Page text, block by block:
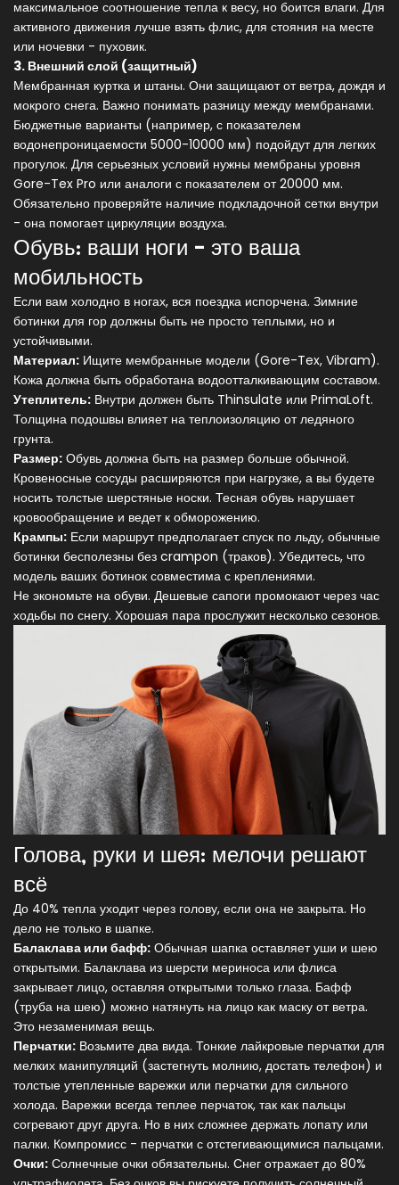
максимальное соотношение тепла к весу, но боится влаги. Для
активного движения лучше взять флис, для стояния на месте
или ночевки - пуховик.
3. Внешний слой (защитный)
Мембранная куртка и штаны. Они защищают от ветра, дождя и
мокрого снега. Важно понимать разницу между мембранами.
Бюджетные варианты (например, с показателем
водонепроницаемости 5000-10000 мм) подойдут для легких
прогулок. Для серьезных условий нужны мембраны уровня
Gore-Tex Pro или аналоги с показателем от 20000 мм.
Обязательно проверяйте наличие подкладочной сетки внутри
- она помогает циркуляции воздуха.
Обувь: ваши ноги - это ваша
мобильность
Если вам холодно в ногах, вся поездка испорчена. Зимние
ботинки для гор должны быть не просто теплыми, но и
устойчивыми.
Материал: Ищите мембранные модели (Gore-Tex, Vibram).
Кожа должна быть обработана водоотталкивающим составом.
Утеплитель: Внутри должен быть Thinsulate или PrimaLoft.
Толщина подошвы влияет на теплоизоляцию от ледяного
грунта.
Размер: Обувь должна быть на размер больше обычной.
Кровеносные сосуды расширяются при нагрузке, а вы будете
носить толстые шерстяные носки. Тесная обувь нарушает
кровообращение и ведет к обморожению.
Крампы: Если маршрут предполагает спуск по льду, обычные
ботинки бесполезны без crampon (траков). Убедитесь, что
модель ваших ботинок совместима с креплениями.
Не экономьте на обуви. Дешевые сапоги промокают через час
ходьбы по снегу. Хорошая пара прослужит несколько сезонов.
Голова, руки и шея: мелочи решают
всё
До 40% тепла уходит через голову, если она не закрыта. Но
дело не только в шапке.
Балаклава или бафф: Обычная шапка оставляет уши и шею
открытыми. Балаклава из шерсти мериноса или флиса
закрывает лицо, оставляя открытыми только глаза. Бафф
(труба на шею) можно натянуть на лицо как маску от ветра.
Это незаменимая вещь.
Перчатки: Возьмите два вида. Тонкие лайкровые перчатки для
мелких манипуляций (застегнуть молнию, достать телефон) и
толстые утепленные варежки или перчатки для сильного
холода. Варежки всегда теплее перчаток, так как пальцы
согревают друг друга. Но в них сложнее держать лопату или
палки. Компромисс - перчатки с отстегивающимися пальцами.
Очки: Солнечные очки обязательны. Снег отражает до 80%